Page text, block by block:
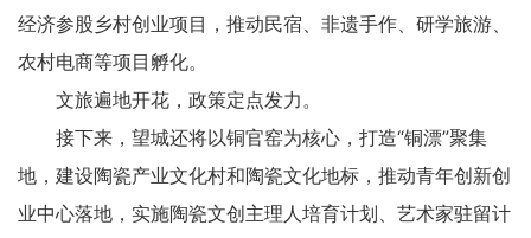
经济参股乡村创业项目，推动民宿、非遗手作、研学旅游、
农村电商等项目孵化。
文旅遍地开花，政策定点发力。
接下来，望城还将以铜官窑为核心，打造“铜漂”聚集
地，建设陶瓷产业文化村和陶瓷文化地标，推动青年创新创
业中心落地，实施陶瓷文创主理人培育计划、艺术家驻留计